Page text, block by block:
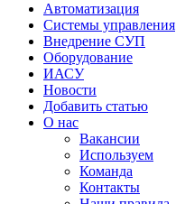
Автоматизация
Системы управления
Внедрение СУП
Оборудование
ИАСУ
Новости
Добавить статью
О нас
Вакансии
Используем
Команда
Контакты